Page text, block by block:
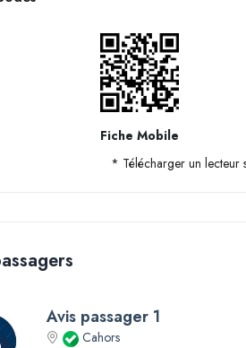
Fiche Mobile
* Télécharger un lecteur
Avis passager 1
Cahors